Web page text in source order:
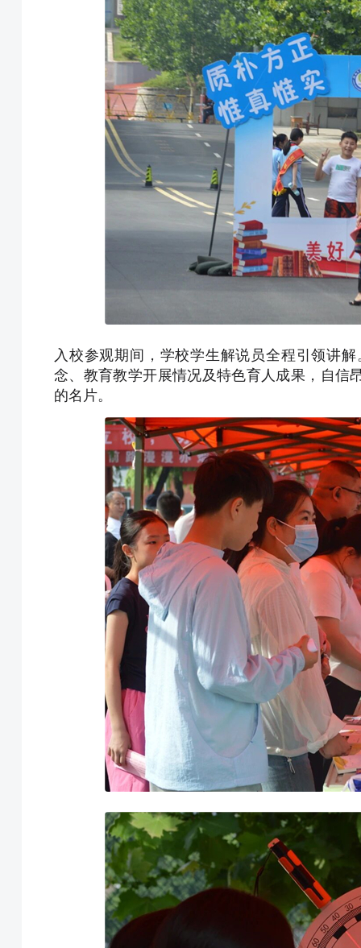
入校参观期间，学校学生解说员全程引领讲
念、教育教学开展情况及特色育人成果，自信
的名片。